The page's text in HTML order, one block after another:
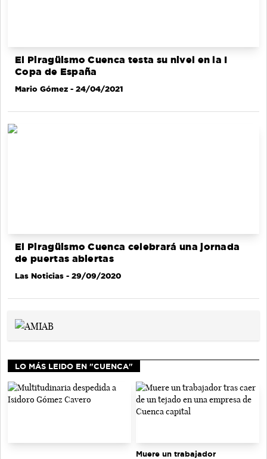
El Piragüismo Cuenca testa su nivel en la I
Copa de España
Mario Gómez - 24/04/2021
El Piragüismo Cuenca celebrará una jornada
de puertas abiertas
Las Noticias - 29/09/2020
LO MÁS LEIDO EN "CUENCA"
Muere un trabajador